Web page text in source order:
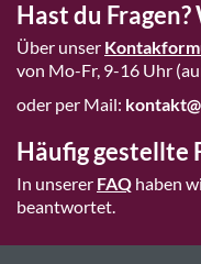
Hast du
Über unser
von Mo-Fr, 9-16 Uhr
oder per Mail:
Häufig gestellte
In unserer FAQ haben
beantwortet.